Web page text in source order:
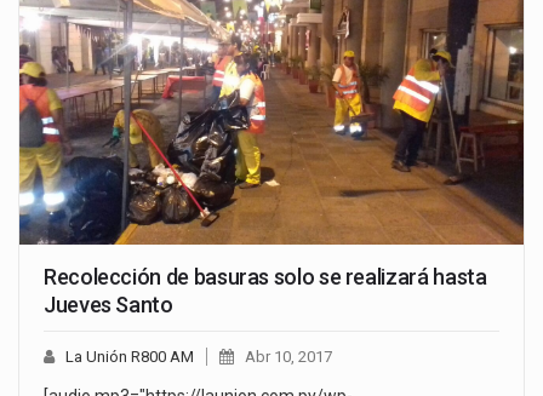
Recolección de basuras solo se realizará hasta
Jueves Santo
La Unión R800 AM Abr 10, 2017